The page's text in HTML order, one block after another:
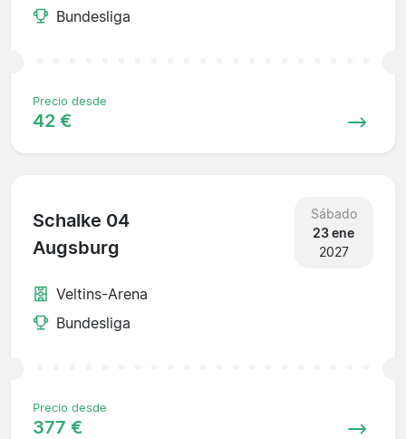
Bundesliga
Precio desde
42 €
Schalke 04
Augsburg
Sábado
23 ene
2027
Veltins-Arena
Bundesliga
Precio desde
377 €